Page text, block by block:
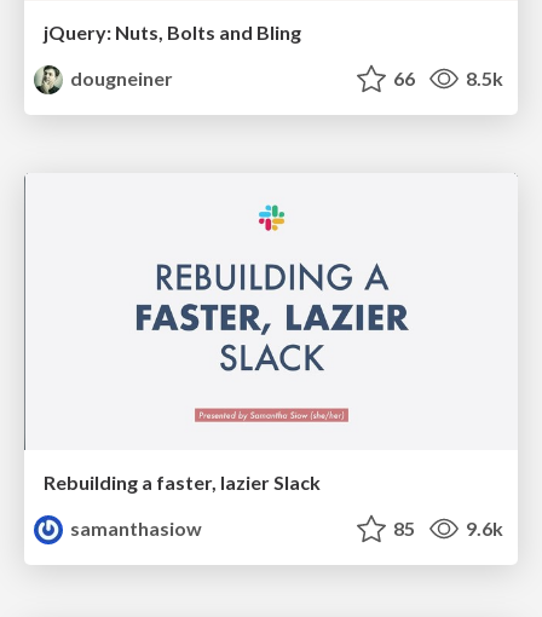
jQuery: Nuts, Bolts and Bling
dougneiner
66 8.5k
Rebuilding a faster, lazier Slack
samanthasiow
85 9.6k